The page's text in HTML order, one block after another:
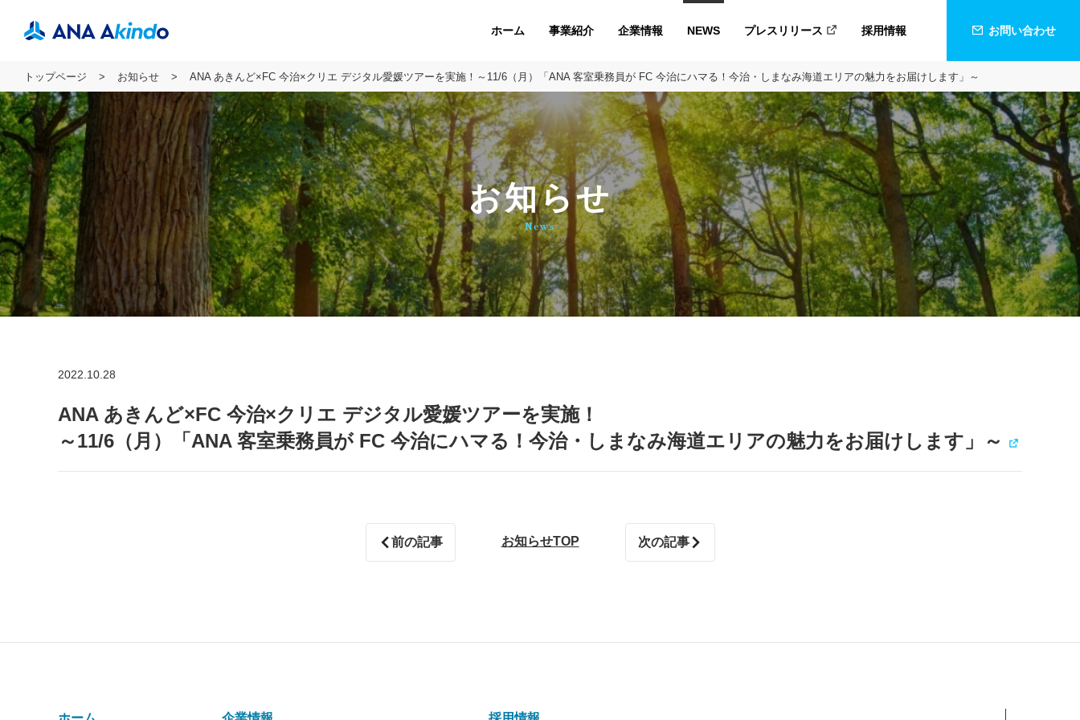
ホーム 事業紹介 企業情報 NEWS プレスリリース 採用情報 お問い合わせ
トップページ お知らせ ANA あきんど×FC 今治×クリエ デジタル愛媛ツアーを実施！～11/6（月）「ANA 客室乗務員が FC 今治にハマる！今治・しまなみ海道エリアの魅力をお届けします」～
お知らせ
News
2022.10.28
ANA あきんど×FC 今治×クリエ デジタル愛媛ツアーを実施！
～11/6（月）「ANA 客室乗務員が FC 今治にハマる！今治・しまなみ海道エリアの魅力をお届けします」～
前の記事 お知らせTOP 次の記事